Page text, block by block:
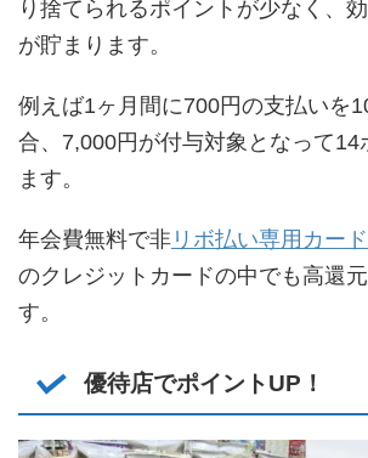
り捨てられるポイントが少なく、
が貯まります。
例えば1ヶ月間に700円の支払いを
合、7,000円が付与対象となって14
ます。
年会費無料で非 リボ払い専用カード
のクレジットカードの中でも高還
す。
優待店でポイントUP！